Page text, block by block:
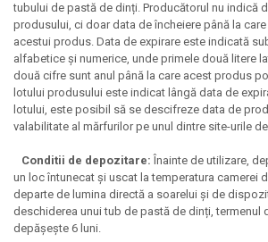
tubului de pastă de dinți. Producătorul nu indică
produsului, ci doar data de încheiere până la
acestui produs. Data de expirare este indicată
alfabetice și numerice, unde primele două litere
două cifre sunt anul până la care acest produs
lotului produsului este indicat lângă data de
lotului, este posibil să se descifreze data de
valabilitate al mărfurilor pe unul dintre site-urile
Conditii de depozitare: Înainte de utilizare,
un loc întunecat și uscat la temperatura camerei
departe de lumina directă a soarelui și de
deschiderea unui tub de pastă de dinți, termenul
depășește 6 luni.